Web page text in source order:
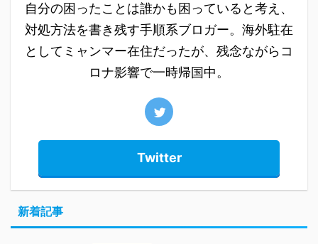
自分の困ったことは誰かも困っていると考え、
対処方法を書き残す手順系ブロガー。海外駐在
としてミャンマー在住だったが、残念ながらコ
ロナ影響で一時帰国中。
Twitter
新着記事